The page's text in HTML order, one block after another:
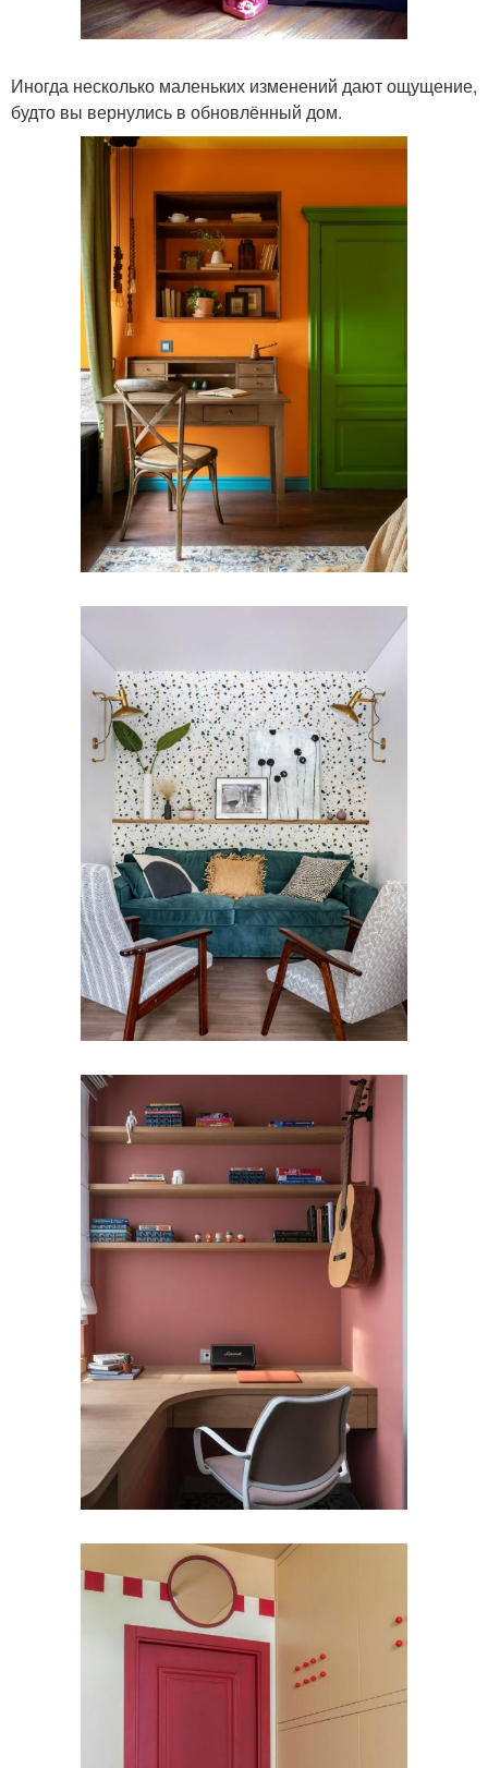
Иногда несколько маленьких изменений дают ощущение,
будто вы вернулись в обновлённый дом.